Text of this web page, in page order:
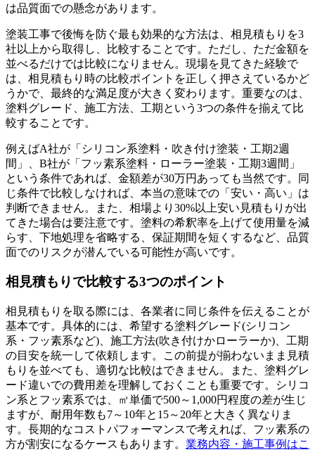
は品質面での懸念があります。
塗装工事で後悔を防ぐ最も効果的な方法は、相見積もりを3
社以上から取得し、比較することです。ただし、ただ金額を
並べるだけでは比較になりません。現場を見てきた経験で
は、相見積もり時の比較ポイントを正しく押さえているかど
うかで、最終的な満足度が大きく変わります。重要なのは、
塗料グレード、施工方法、工期という3つの条件を揃えて比
較することです。
例えばA社が「シリコン系塗料・吹き付け塗装・工期2週
間」、B社が「フッ素系塗料・ローラー塗装・工期3週間」
という条件であれば、金額差が30万円あっても当然です。同
じ条件で比較しなければ、本当の意味での「安い・高い」は
判断できません。また、相場より30%以上安い見積もりが出
てきた場合は要注意です。塗料の希釈率を上げて使用量を減
らす、下地処理を省略する、保証期間を短くするなど、品質
面でのリスクが潜んでいる可能性が高いです。
相見積もりで比較する3つのポイント
相見積もりを取る際には、各業者に同じ条件を伝えることが
基本です。具体的には、希望する塗料グレード(シリコン
系・フッ素系など)、施工方法(吹き付けかローラーか)、工期
の目安を統一して依頼します。この前提が揃わないまま見積
もりを並べても、適切な比較はできません。また、塗料グレ
ード違いでの費用差を理解しておくことも重要です。シリコ
ン系とフッ素系では、㎡単価で500～1,000円程度の差が生じ
ますが、耐用年数も7～10年と15～20年と大きく異なりま
す。長期的なコストパフォーマンスで考えれば、フッ素系の
方が割安になるケースもあります。 業務内容・施工事例はこ